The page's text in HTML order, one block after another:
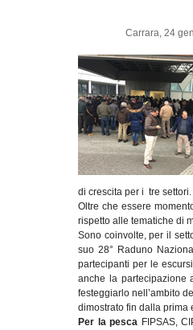
Carrara, 24
di crescita per i tre settori.
Oltre che essere
rispetto alle tematiche di
Sono coinvolte, per il
suo 28° Raduno
partecipanti per le
anche la partecipazione
festeggiarlo nell’ambito
dimostrato fin dalla prima
Per la pesca FIPSAS,